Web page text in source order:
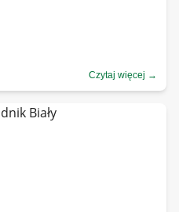
Czytaj więcej →